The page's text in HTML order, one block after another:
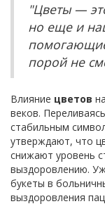
"Цветы —
но еще и
порой не
Влияние цветов
веков.
стабильным
утверждают, что
снижают уровень
выздоровлению.
букеты в
выздоровления